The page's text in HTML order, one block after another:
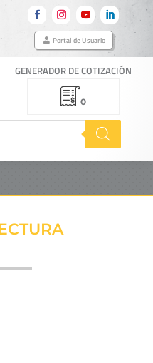
Portal de Usuario
GENERADOR DE COTIZACIÓN
0